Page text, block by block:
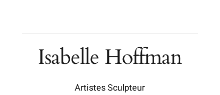
Isabelle Hoffman
Artistes Sculpteur